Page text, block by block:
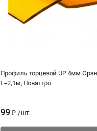
Профиль торцевой UP 4мм
L=2,1м, Новаттро
99 ₽ /шт.